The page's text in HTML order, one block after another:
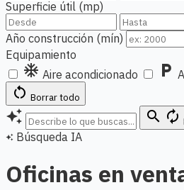
Superficie útil (mp)
Año construcción (mín)
Equipamiento
ac_unit Aire acondicionado local_parking
restart_alt Borrar todo
auto_awesome search autorenew
auto_awesome Búsqueda IA
Oficinas en